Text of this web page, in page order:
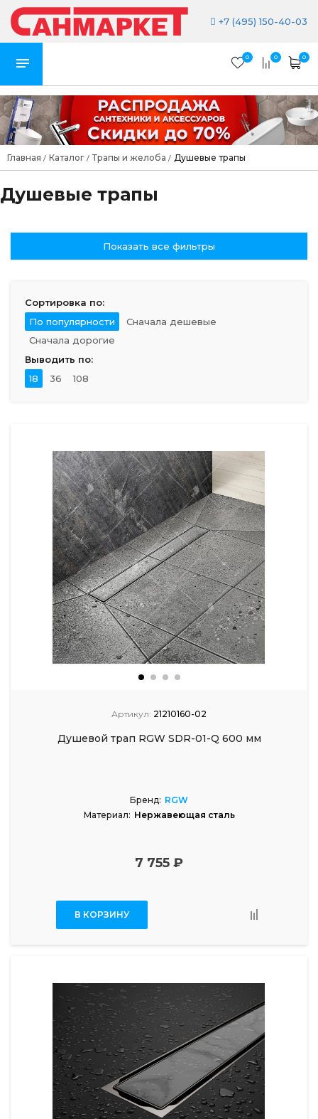
+7 (495) 150-40-03
0 0 0
Главная / Каталог / Трапы и желоба / Душевые трапы
Душевые трапы
Показать все фильтры
Сортировка по:
По популярности
Сначала дешевые
Сначала дорогие
Выводить по:
18
36 108
Артикул: 21210160-02
Душевой трап RGW SDR-01-Q 600 мм
Бренд: RGW
Материал: Нержавеющая сталь
7 755 ₽
В КОРЗИНУ